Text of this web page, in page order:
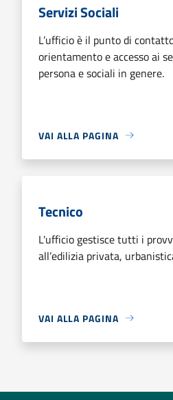
Servizi Sociali
L’ufficio è il punto di
orientamento e accesso ai
persona e sociali in genere.
VAI ALLA PAGINA
Tecnico
L'ufficio gestisce tutti i
all’edilizia privata,
VAI ALLA PAGINA